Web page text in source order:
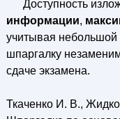
Доступность
информации,
учитывая небольшой
шпаргалку
сдаче экзамена.
Ткаченко И. В.,